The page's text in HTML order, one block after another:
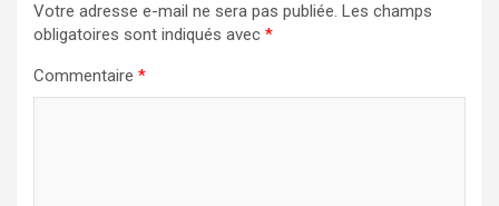
Votre adresse e-mail ne sera pas publiée. Les champs
obligatoires sont indiqués avec *
Commentaire *